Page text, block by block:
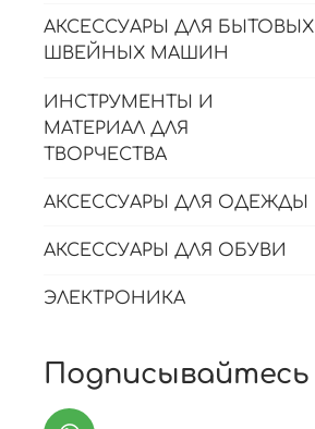
АКСЕССУАРЫ ДЛЯ БЫТОВЫХ
ШВЕЙНЫХ МАШИН
ИНСТРУМЕНТЫ И
МАТЕРИАЛ ДЛЯ
ТВОРЧЕСТВА
АКСЕССУАРЫ ДЛЯ ОДЕЖДЫ
АКСЕССУАРЫ ДЛЯ ОБУВИ
ЭЛЕКТРОНИКА
Подписывайтесь